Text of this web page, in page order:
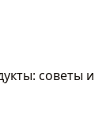
советы и